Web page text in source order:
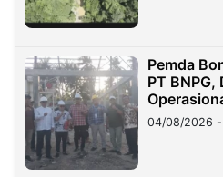
Pemda
PT
04/08/2026 -